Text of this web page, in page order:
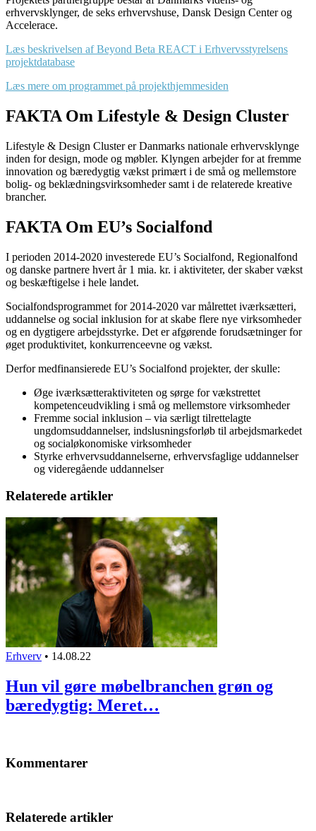
erhvervsklynger, de seks erhvervshuse, Dansk Design Center og
Accelerace.
Læs beskrivelsen af Beyond Beta REACT i Erhvervsstyrelsens
projektdatabase
Læs mere om programmet på projekthjemmesiden
FAKTA Om Lifestyle & Design Cluster
Lifestyle & Design Cluster er Danmarks nationale erhvervsklynge
inden for design, mode og møbler. Klyngen arbejder for at fremme
innovation og bæredygtig vækst primært i de små og mellemstore
bolig- og beklædningsvirksomheder samt i de relaterede kreative
brancher.
FAKTA Om EU’s Socialfond
I perioden 2014-2020 investerede EU’s Socialfond, Regionalfond
og danske partnere hvert år 1 mia. kr. i aktiviteter, der skaber vækst
og beskæftigelse i hele landet.
Socialfondsprogrammet for 2014-2020 var målrettet iværksætteri,
uddannelse og social inklusion for at skabe flere nye virksomheder
og en dygtigere arbejdsstyrke. Det er afgørende forudsætninger for
øget produktivitet, konkurrenceevne og vækst.
Derfor medfinansierede EU’s Socialfond projekter, der skulle:
Øge iværksætteraktiviteten og sørge for vækstrettet
kompetenceudvikling i små og mellemstore virksomheder
Fremme social inklusion – via særligt tilrettelagte
ungdomsuddannelser, indslusningsforløb til arbejdsmarkedet
og socialøkonomiske virksomheder
Styrke erhvervsuddannelserne, erhvervsfaglige uddannelser
og videregående uddannelser
Relaterede artikler
Erhverv • 14.08.22
Hun vil gøre møbelbranchen grøn og
bæredygtig: Meret…
Kommentarer
Relaterede artikler